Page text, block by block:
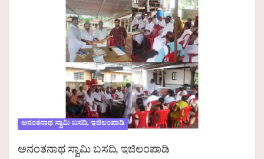
ಅನಂತನಾಥ ಸ್ವಾಮಿ ಬಸದಿ, ಇಜಿಲಂಪಾಡಿ
ಅನಂತನಾಥ ಸ್ವಾಮಿ ಬಸದಿ, ಇಜಿಲಂಪಾಡಿ